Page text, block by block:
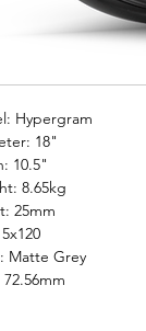
Hypergram
18"
10.5"
8.65kg
25mm
Matte Grey